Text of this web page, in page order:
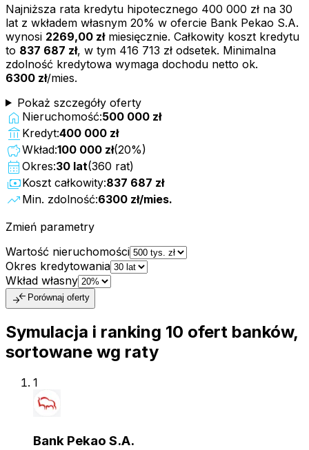
Najniższa rata kredytu hipotecznego 400 000 zł na 30
lat z wkładem własnym 20% w ofercie Bank Pekao S.A.
wynosi 2269,00 złmiesięcznie. Całkowity koszt kredytu
to 837 687 zł, w tym 416 713 zł odsetek. Minimalna
zdolność kredytowa wymaga dochodu netto ok.
6300 zł/mies.
Pokaż szczegóły oferty
home Nieruchomość:500 000 zł
account_balance Kredyt:400 000 zł
savingsWkład:100 000 zł(20%)
calendar_month Okres:30 lat(360 rat)
paymentsKoszt całkowity:837 687 zł
trending_up Min. zdolność:6300 zł/mies.
Zmień parametry
Wartość nieruchomości
Okres kredytowania
Wkład własny
compare_arrows Porównaj oferty
Symulacja i ranking 10 ofert banków,
sortowane wg raty
1
Bank Pekao S.A.